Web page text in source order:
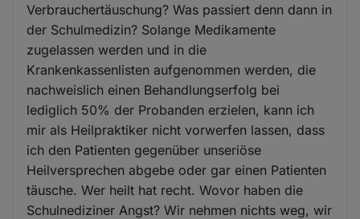
Verbrauchertäuschung? Was passiert denn dann in
der Schulmedizin? Solange Medikamente
zugelassen werden und in die
Krankenkassenlisten aufgenommen werden, die
nachweislich einen Behandlungserfolg bei
lediglich 50% der Probanden erzielen, kann ich
mir als Heilpraktiker nicht vorwerfen lassen, dass
ich den Patienten gegenüber unseriöse
Heilversprechen abgebe oder gar einen Patienten
täusche. Wer heilt hat recht. Wovor haben die
Schulnediziner Angst? Wir nehmen nichts weg, wir